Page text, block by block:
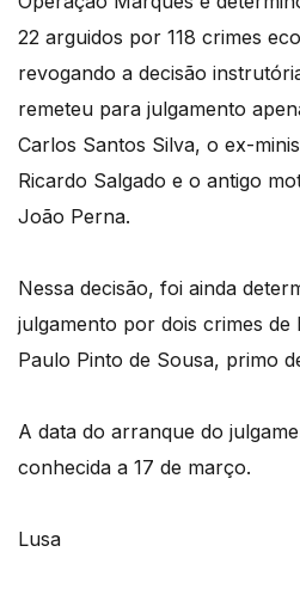
22 arguidos por 118 crimes
revogando a decisão
remeteu para julgamento
Carlos Santos Silva, o ex-
Ricardo Salgado e o antigo
João Perna.
Nessa decisão, foi ainda
julgamento por dois crimes
Paulo Pinto de Sousa, primo
A data do arranque do
conhecida a 17 de março.
Lusa